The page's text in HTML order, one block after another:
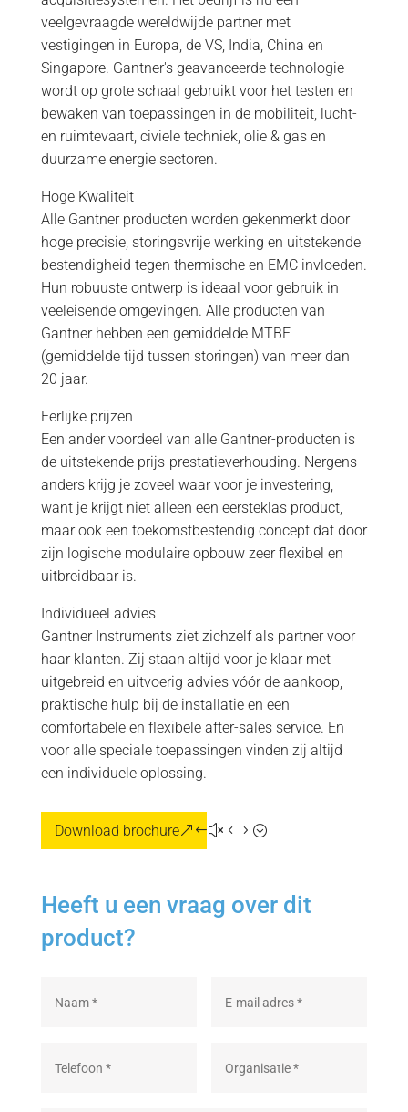
veelgevraagde wereldwijde partner met
vestigingen in Europa, de VS, India, China en
Singapore. Gantner's geavanceerde technologie
wordt op grote schaal gebruikt voor het testen en
bewaken van toepassingen in de mobiliteit, lucht-
en ruimtevaart, civiele techniek, olie & gas en
duurzame energie sectoren.
Hoge Kwaliteit
Alle Gantner producten worden gekenmerkt door
hoge precisie, storingsvrije werking en uitstekende
bestendigheid tegen thermische en EMC invloeden.
Hun robuuste ontwerp is ideaal voor gebruik in
veeleisende omgevingen. Alle producten van
Gantner hebben een gemiddelde MTBF
(gemiddelde tijd tussen storingen) van meer dan
20 jaar.
Eerlijke prijzen
Een ander voordeel van alle Gantner-producten is
de uitstekende prijs-prestatieverhouding. Nergens
anders krijg je zoveel waar voor je investering,
want je krijgt niet alleen een eersteklas product,
maar ook een toekomstbestendig concept dat door
zijn logische modulaire opbouw zeer flexibel en
uitbreidbaar is.
Individueel advies
Gantner Instruments ziet zichzelf als partner voor
haar klanten. Zij staan altijd voor je klaar met
uitgebreid en uitvoerig advies vóór de aankoop,
praktische hulp bij de installatie en een
comfortabele en flexibele after-sales service. En
voor alle speciale toepassingen vinden zij altijd
een individuele oplossing.
Download brochure
Heeft u een vraag over dit
product?